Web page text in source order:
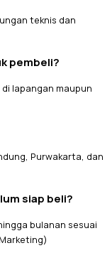
teknis dan
pembeli?
lapangan maupun
Purwakarta, dan
siap beli?
bulanan sesuai